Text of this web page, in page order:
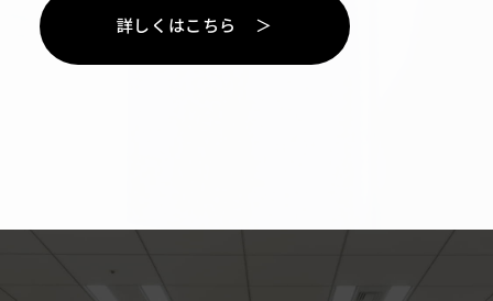
詳し く はこ ち ら
＞